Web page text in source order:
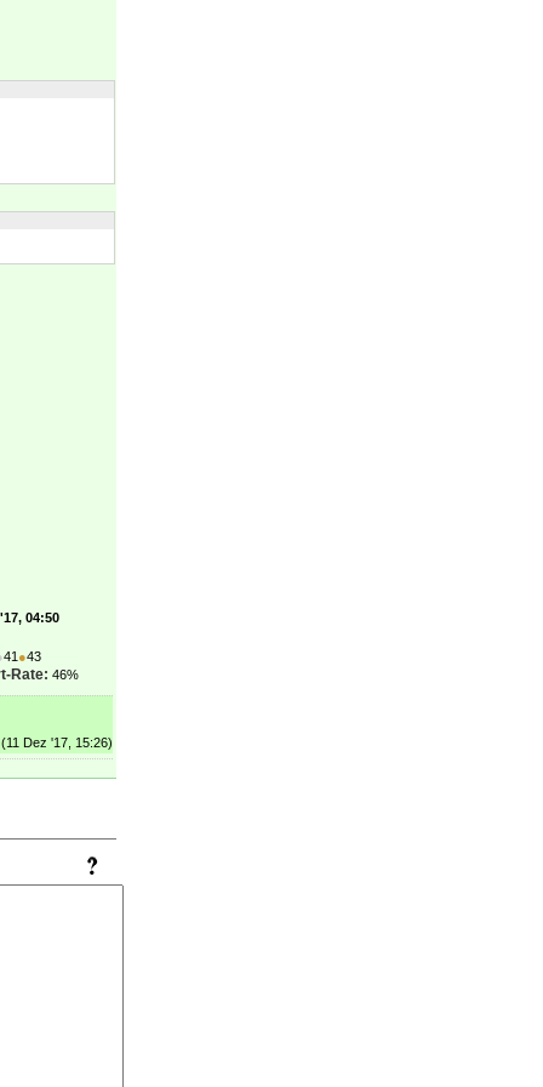
04:50
41 ●43
Rate: 46%
(11 Dez '17, 15:26)